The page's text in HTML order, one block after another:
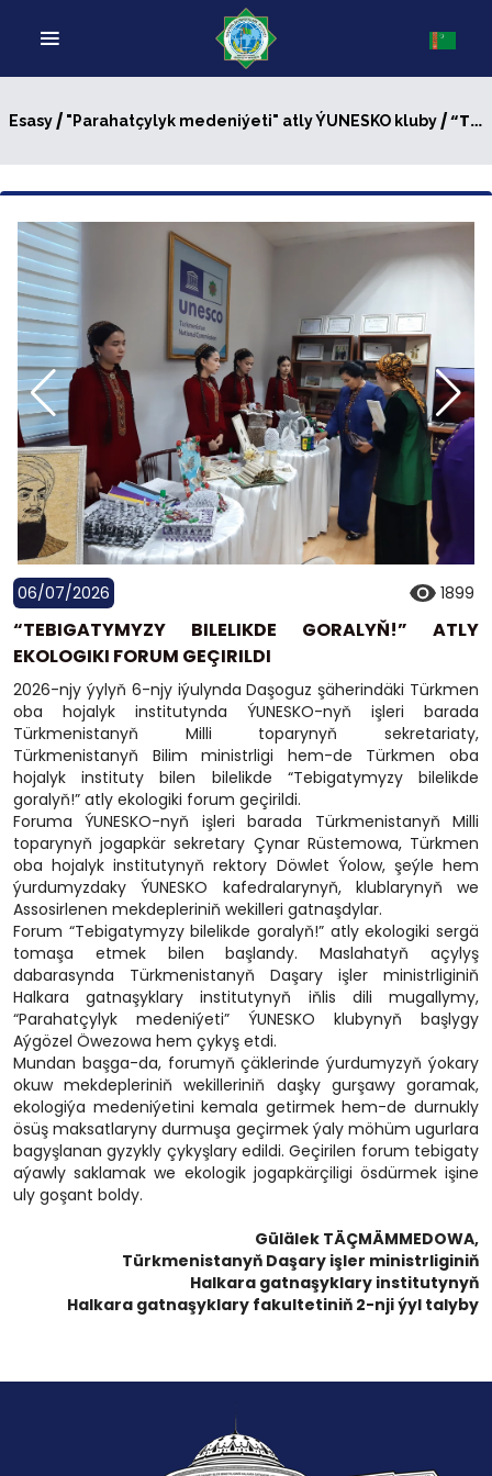
Esasy/ "Parahatçylyk medeniýeti" atly ÝUNESKO kluby/ “TEBIGATYMYZY BILELIKDE GORALYŇ!” ATLY EKOLOGIKI FORUM GEÇIRILDI
06/07/2026 1899
“TEBIGATYMYZY BILELIKDE GORALYŇ!” ATLY
EKOLOGIKI FORUM GEÇIRILDI
2026-njy ýylyň 6-njy iýulynda Daşoguz şäherindäki Türkmen
oba hojalyk institutynda ÝUNESKO-nyň işleri barada
Türkmenistanyň Milli toparynyň sekretariaty,
Türkmenistanyň Bilim ministrligi hem-de Türkmen oba
hojalyk instituty bilen bilelikde “Tebigatymyzy bilelikde
goralyň!” atly ekologiki forum geçirildi.
Foruma ÝUNESKO-nyň işleri barada Türkmenistanyň Milli
toparynyň jogapkär sekretary Çynar Rüstemowa, Türkmen
oba hojalyk institutynyň rektory Döwlet Ýolow, şeýle hem
ýurdumyzdaky ÝUNESKO kafedralarynyň, klublarynyň we
Assosirlenen mekdepleriniň wekilleri gatnaşdylar.
Forum “Tebigatymyzy bilelikde goralyň!” atly ekologiki sergä
tomaşa etmek bilen başlandy. Maslahatyň açylyş
dabarasynda Türkmenistanyň Daşary işler ministrliginiň
Halkara gatnaşyklary institutynyň iňlis dili mugallymy,
“Parahatçylyk medeniýeti” ÝUNESKO klubynyň başlygy
Aýgözel Öwezowa hem çykyş etdi.
Mundan başga-da, forumyň çäklerinde ýurdumyzyň ýokary
okuw mekdepleriniň wekilleriniň daşky gurşawy goramak,
ekologiýa medeniýetini kemala getirmek hem-de durnukly
ösüş maksatlaryny durmuşa geçirmek ýaly möhüm ugurlara
bagyşlanan gyzykly çykyşlary edildi. Geçirilen forum tebigaty
aýawly saklamak we ekologik jogapkärçiligi ösdürmek işine
uly goşant boldy.
Gülälek TÄÇMÄMMEDOWA,
Türkmenistanyň Daşary işler ministrliginiň
Halkara gatnaşyklary institutynyň
Halkara gatnaşyklary fakultetiniň 2-nji ýyl talyby